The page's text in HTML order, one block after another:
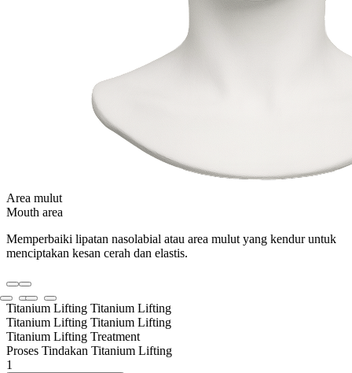
Area mulut
Mouth area
Memperbaiki lipatan nasolabial atau area mulut yang kendur untuk
menciptakan kesan cerah dan elastis.
Titanium Lifting Titanium Lifting
Titanium Lifting Titanium Lifting
Titanium Lifting Treatment
Proses Tindakan Titanium Lifting
1